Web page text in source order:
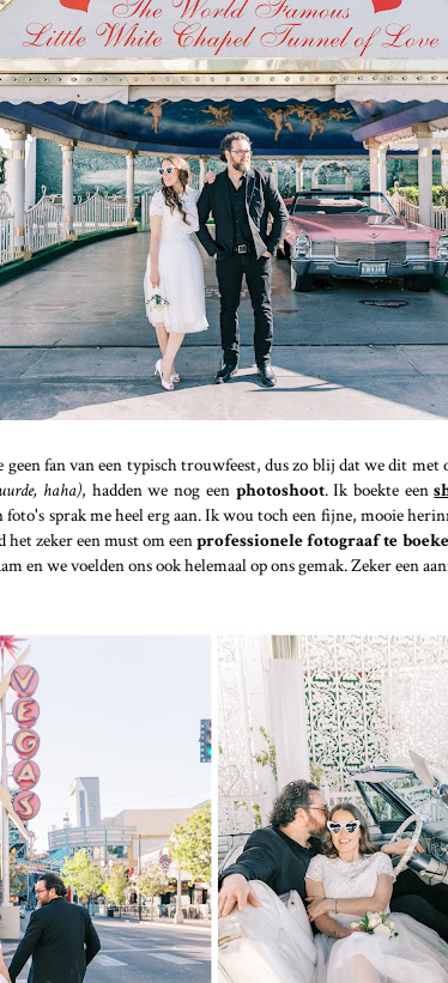
fan van een typisch trouwfeest, dus zo blij dat we dit met
haha), hadden we nog een photoshoot. Ik boekte een
sprak me heel erg aan. Ik wou toch een fijne, mooie
het zeker een must om eenprofessionele fotograaf te
en we voelden ons ook helemaal op ons gemak. Zeker een